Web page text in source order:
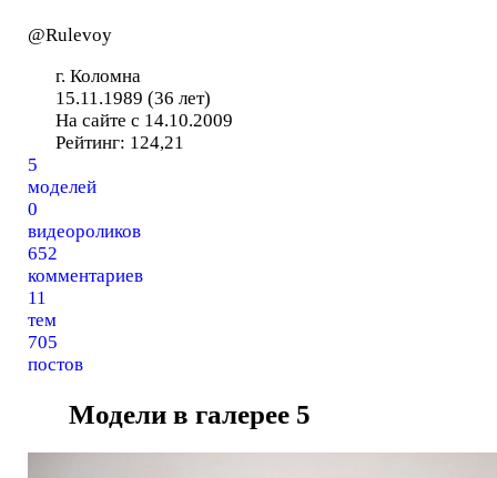
@Rulevoy
г. Коломна
15.11.1989 (36 лет)
На сайте с 14.10.2009
Рейтинг: 124,21
5
моделей
0
видеороликов
652
комментариев
11
тем
705
постов
Модели в галерее 5